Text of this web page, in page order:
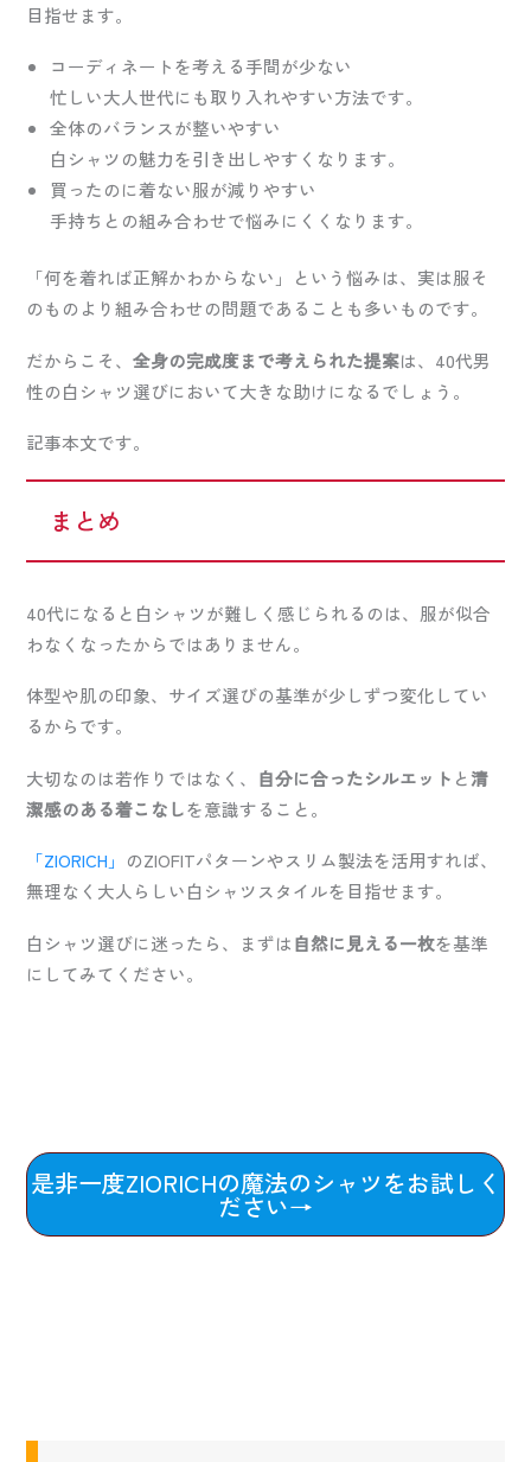
目指せます。
コーディネートを考える手間が少ない
忙しい大人世代にも取り入れやすい方法です。
全体のバランスが整いやすい
白シャツの魅力を引き出しやすくなります。
買ったのに着ない服が減りやすい
手持ちとの組み合わせで悩みにくくなります。
「何を着れば正解かわからない」という悩みは、実は服そ
のものより組み合わせの問題であることも多いものです。
だからこそ、全身の完成度まで考えられた提案は、40代男
性の白シャツ選びにおいて大きな助けになるでしょう。
記事本文です。
まとめ
40代になると白シャツが難しく感じられるのは、服が似合
わなくなったからではありません。
体型や肌の印象、サイズ選びの基準が少しずつ変化してい
るからです。
大切なのは若作りではなく、 自分に合ったシルエット と清
潔感のある着こなしを意識すること。
「ZIORICH」 のZIOFITパターンやスリム製法を活用すれば、
無理なく大人らしい白シャツスタイルを目指せます。
白シャツ選びに迷ったら、まずは自然に見える一枚を基準
にしてみてください。
是非一度ZIORICHの魔法のシャツをお試しく
ださい→